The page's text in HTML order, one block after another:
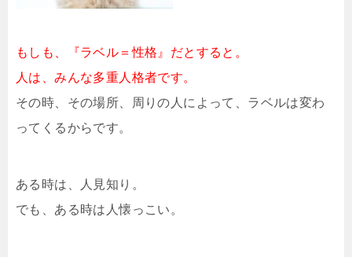
もしも、『ラベル＝性格』だとすると。
人は、みんな多重人格者です。
その時、その場所、周りの人によって、ラベルは変わ
ってくるからです。
ある時は、人見知り。
でも、ある時は人懐っこい。